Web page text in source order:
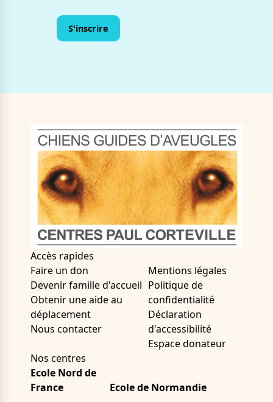
Accès rapides
Faire un don
Devenir famille d'accueil
Obtenir une aide au
déplacement
Nous contacter
Mentions légales
Politique de
confidentialité
Déclaration
d'accessibilité
Espace donateur
Nos centres
Ecole Nord de
France
Ecole de Normandie